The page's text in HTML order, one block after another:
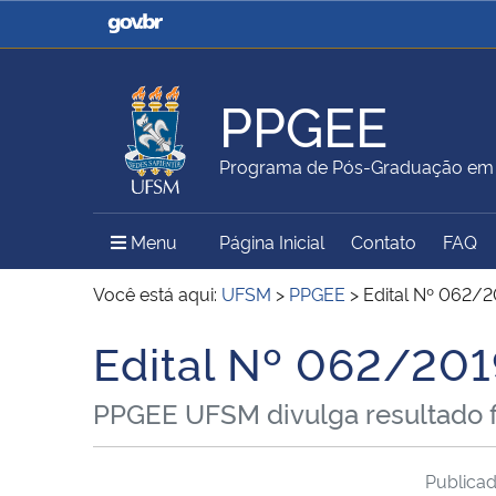
Casa Civil
Ministério da Justiça e
Ministério da Agricultura,
Pecuária e Abastecimento
Ministério da Educação
Ministério do Meio Ambiente Ministério do Turismo
Secretaria de Governo
Gabinete de Segurança
Institucional
PPGEE
Programa de Pós-Graduação
Menu Menu Principal do Sítio
Página Inicial Contato FAQ
Você está aqui: UFSM > PPGEE > Edital Nº 062/
Início do conteúdo
Edital Nº 062/
PPGEE UFSM divulga